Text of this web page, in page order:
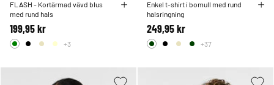
FLASH - Kortärmad vävd blus
med rund hals
199,95 kr
+3
Enkel t-shirt i bomull med rund
halsringning
249,95 kr
+37